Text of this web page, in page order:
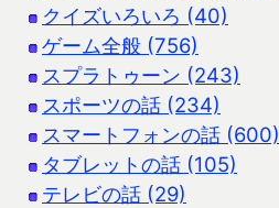
クイズいろいろ (40)
ゲーム全般 (756)
スプラトゥーン (243)
スポーツの話 (234)
スマートフォンの話 (600)
タブレットの話 (105)
テレビの話 (29)